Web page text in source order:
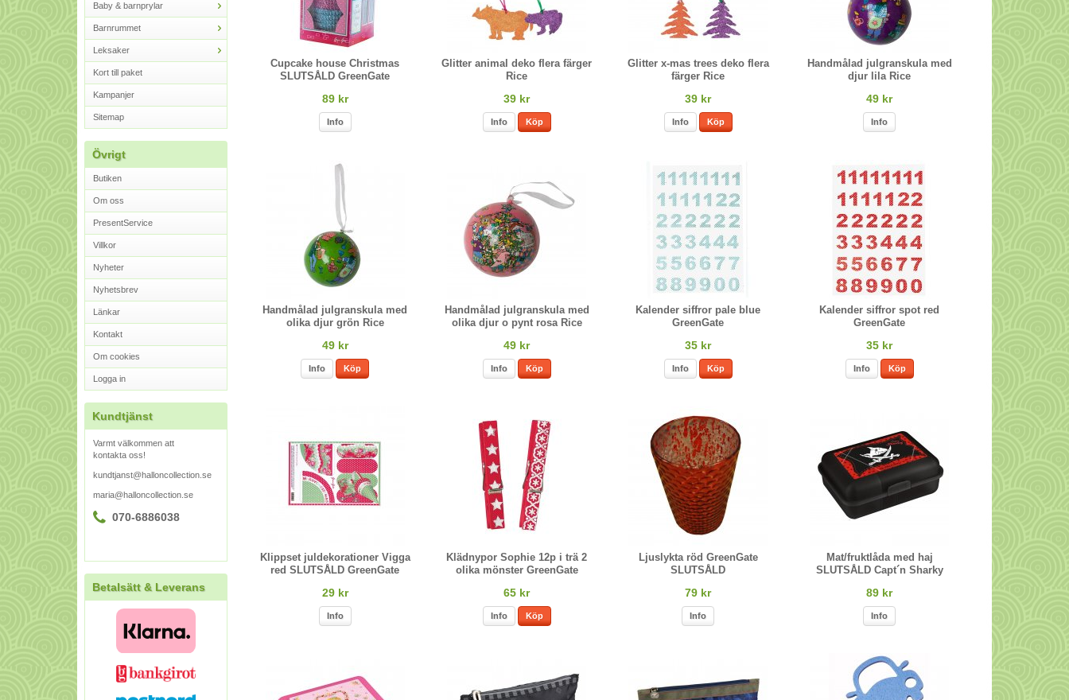
Baby & barnprylar
Barnrummet
Leksaker
Kort till paket
Kampanjer
Sitemap
Övrigt
Butiken
Om oss
PresentService
Villkor
Nyheter
Nyhetsbrev
Länkar
Kontakt
Om cookies
Logga in
Kundtjänst
Varmt välkommen att
kontakta oss!
kundtjanst@halloncollection.se
maria@halloncollection.se
070-6886038
Betalsätt & Leverans
Cupcake house Christmas
SLUTSÅLD GreenGate
89 kr
Info
Glitter animal deko flera färger
Rice
39 kr
Info Köp
Glitter x-mas trees deko flera
färger Rice
39 kr
Info Köp
Handmålad julgranskula med
djur lila Rice
49 kr
Info
Handmålad julgranskula med
olika djur grön Rice
49 kr
Info Köp
Handmålad julgranskula med
olika djur o pynt rosa Rice
49 kr
Info Köp
Kalender siffror pale blue
GreenGate
35 kr
Info Köp
Kalender siffror spot red
GreenGate
35 kr
Info Köp
Klippset juldekorationer Vigga
red SLUTSÅLD GreenGate
29 kr
Info
Klädnypor Sophie 12p i trä 2
olika mönster GreenGate
65 kr
Info Köp
Ljuslykta röd GreenGate
SLUTSÅLD
79 kr
Info
Mat/fruktlåda med haj
SLUTSÅLD Capt´n Sharky
89 kr
Info